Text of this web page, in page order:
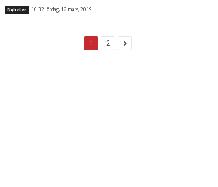
Nyheter 10:32 lördag, 16 mars, 2019
1 2